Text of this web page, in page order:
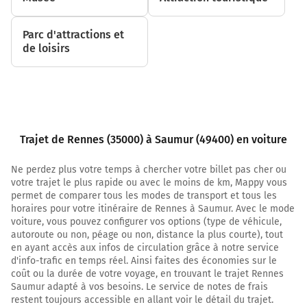
4,0 km
(Rue de Vern) et continuer sur 200 mètres
4,6 km
Au rond-point, prendre la 2ème sortie sur D173
(Rue de Vern) et continuer sur 300 mètres
Rue de Vern
4,8 km
5,2 km
Parc d'attractions et
de loisirs
Trajet de Rennes (35000) à Saumur (49400) en voiture
Ne perdez plus votre temps à chercher votre billet pas cher ou
votre trajet le plus rapide ou avec le moins de km, Mappy vous
permet de comparer tous les modes de transport et tous les
horaires pour votre itinéraire de Rennes à Saumur. Avec le mode
voiture, vous pouvez configurer vos options (type de véhicule,
autoroute ou non, péage ou non, distance la plus courte), tout
en ayant accès aux infos de circulation grâce à notre service
d'info-trafic en temps réel. Ainsi faites des économies sur le
coût ou la durée de votre voyage, en trouvant le trajet Rennes
Saumur adapté à vos besoins. Le service de notes de frais
restent toujours accessible en allant voir le détail du trajet.